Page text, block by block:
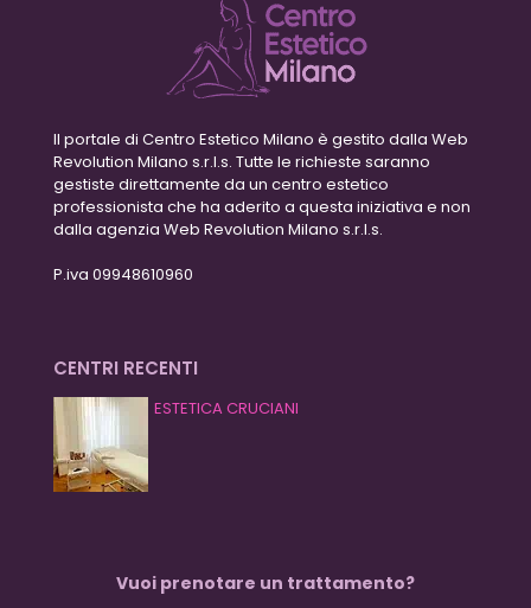
Il portale di Centro Estetico Milano è gestito dalla Web
Revolution Milano s.r.l.s. Tutte le richieste saranno
gestiste direttamente da un centro estetico
professionista che ha aderito a questa iniziativa e non
dalla agenzia Web Revolution Milano s.r.l.s.
P.iva 09948610960
CENTRI RECENTI
ESTETICA CRUCIANI
Vuoi prenotare un trattamento?